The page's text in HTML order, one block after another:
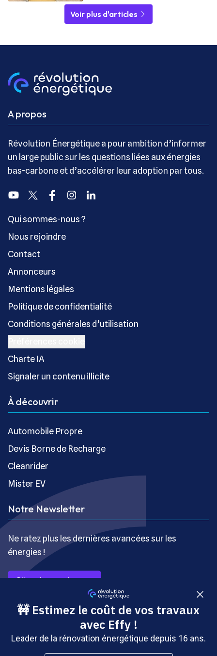
Voir plus d'articles
A propos
Révolution Énergétique a pour ambition d’informer
un large public sur les questions liées aux énergies
bas-carbone et d’accélérer leur adoption par tous.
YoutubeTwitter FacebookInstagramLinkedin
Qui sommes-nous ?
Nous rejoindre
Contact
Annonceurs
Mentions légales
Politique de confidentialité
Conditions générales d’utilisation
Charte IA
Signaler un contenu illicite
À découvrir
Automobile Propre
Devis Borne de Recharge
Cleanrider
Mister EV
Notre Newsletter
Ne ratez plus les dernières avancées sur les
énergies !
S’inscrire gratuitement
Copyright © Révolution Énergétique - Tous droits réservés
- Site édité par Saabre SAS, une société du groupe
Brakson